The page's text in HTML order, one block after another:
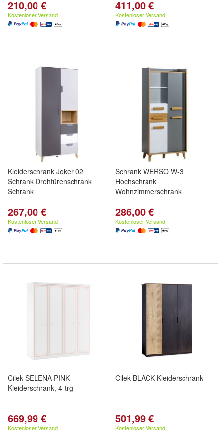
210,00 €
Kostenloser Versand
411,00 €
Kostenloser Versand
Kleiderschrank Joker 02
Schrank Drehtürenschrank
Schrank
267,00 €
Kostenloser Versand
Schrank WERSO W-3
Hochschrank
Wohnzimmerschrank
286,00 €
Kostenloser Versand
Cilek SELENA PINK
Kleiderschrank, 4-trg.
669,99 €
Kostenloser Versand
Cilek BLACK Kleiderschrank
501,99 €
Kostenloser Versand